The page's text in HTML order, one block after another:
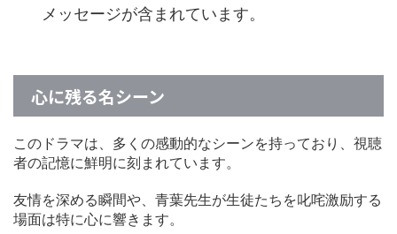
メッセージが含まれています。
心に残る名シーン
このドラマは、多くの感動的なシーンを持っており、視聴
者の記憶に鮮明に刻まれています。
友情を深める瞬間や、青葉先生が生徒たちを叱咤激励する
場面は特に心に響きます。